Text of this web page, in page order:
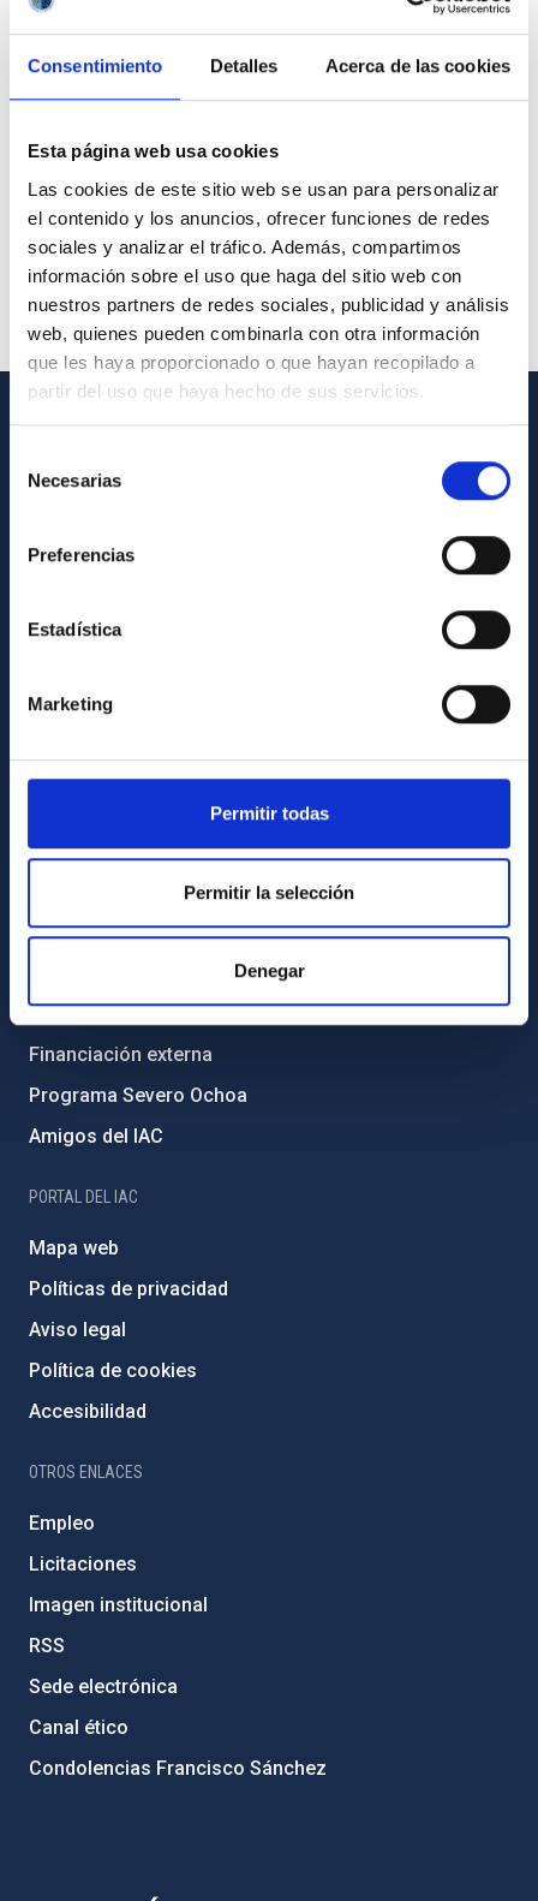
Consentimiento Detalles Acerca de las cookies
Esta página web usa cookies
Las cookies de este sitio web se usan para personalizar
el contenido y los anuncios, ofrecer funciones de redes
sociales y analizar el tráfico. Además, compartimos
información sobre el uso que haga del sitio web con
nuestros partners de redes sociales, publicidad y análisis
web, quienes pueden combinarla con otra información
que les haya proporcionado o que hayan recopilado a
partir del uso que haya hecho de sus servicios.
Necesarias
Preferencias
Estadística
Marketing
Permitir todas
Permitir la selección
Denegar
Contacto
Biblioteca
INFORMACIÓN INSTITUCIONAL
Legislación
Código ético y política antifraude
Igualdad y diversidad de género
Forever IAC
Medio Ambiente y Sostenibilidad
Proyectos institucionales
Financiación externa
Programa Severo Ochoa
Amigos del IAC
PORTAL DEL IAC
Mapa web
Políticas de privacidad
Aviso legal
Política de cookies
Accesibilidad
OTROS ENLACES
Empleo
Licitaciones
Imagen institucional
RSS
Sede electrónica
Canal ético
Condolencias Francisco Sánchez